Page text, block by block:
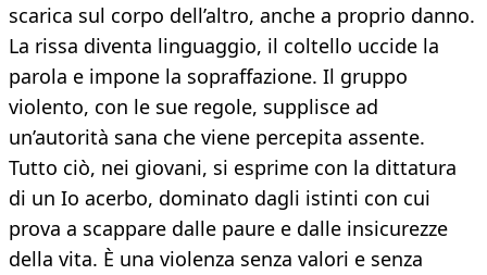
scarica sul corpo dell’altro, anche a proprio danno.
La rissa diventa linguaggio, il coltello uccide la
parola e impone la sopraffazione. Il gruppo
violento, con le sue regole, supplisce ad
un’autorità sana che viene percepita assente.
Tutto ciò, nei giovani, si esprime con la dittatura
di un Io acerbo, dominato dagli istinti con cui
prova a scappare dalle paure e dalle insicurezze
della vita. È una violenza senza valori e senza